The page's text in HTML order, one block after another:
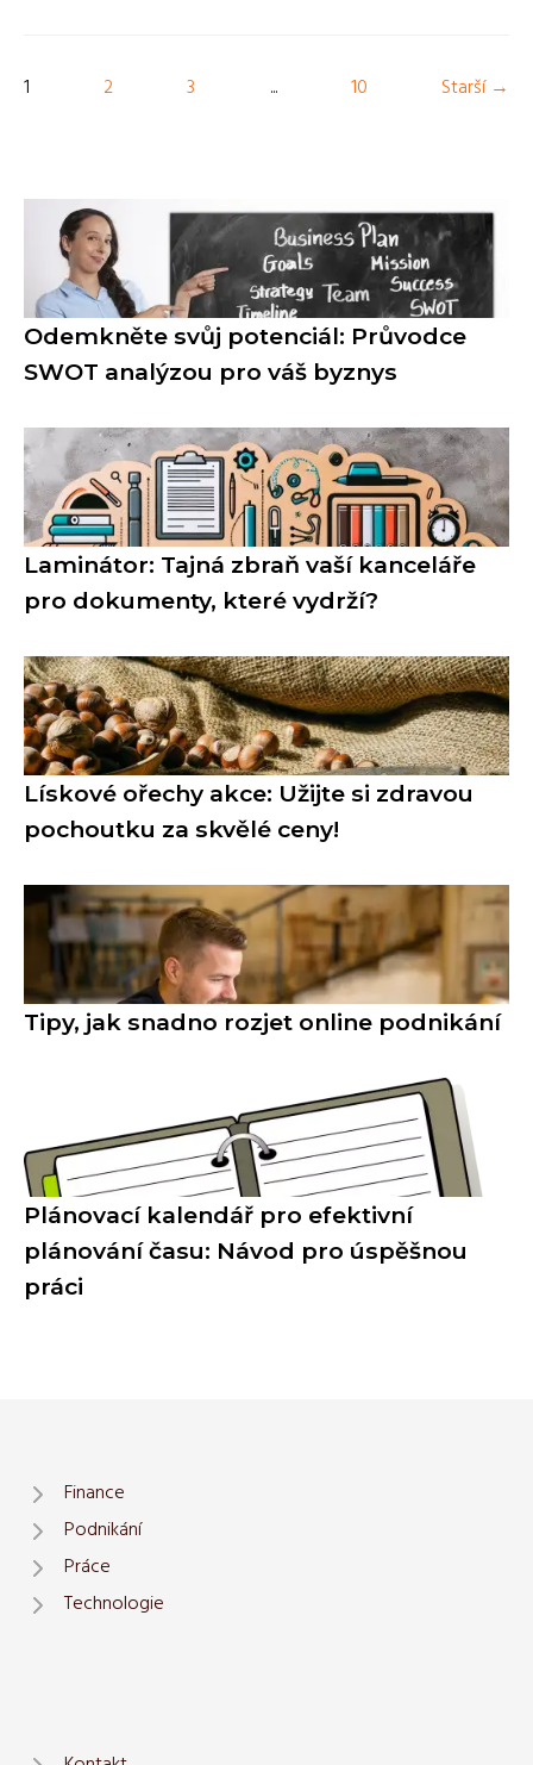
1 2 3 ... 10 Starší →
Odemkněte svůj potenciál: Průvodce
SWOT analýzou pro váš byznys
Laminátor: Tajná zbraň vaší kanceláře
pro dokumenty, které vydrží?
Lískové ořechy akce: Užijte si zdravou
pochoutku za skvělé ceny!
Tipy, jak snadno rozjet online podnikání
Plánovací kalendář pro efektivní
plánování času: Návod pro úspěšnou
práci
Finance
Podnikání
Práce
Technologie